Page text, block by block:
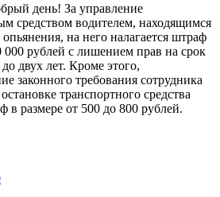
день! За управление
средством водителем, находящимся
на него налагается штраф
000 рублей с лишением прав на срок
двух лет. Кроме этого,
законного требования сотрудника
транспортного средства
в размере от 500 до 800 рублей.